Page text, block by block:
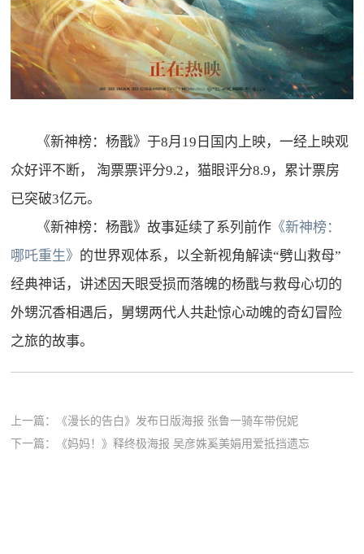
《新神榜：杨戬》于8月 19 日国内上映，一经上映观
众好评不断，
淘票票评分9.2 ，猫眼评分8.9 ，累计票房
已突破3亿元。
《新神榜：杨戬》故事延续了系列前作 《新神榜：
哪吒重生》 的世界观体系，以全新视角解读“劈山救母”
经典神话，讲述因天眼受损而落魄的杨戬与救母心切的
外甥沉香相遇后，舅甥两代人共赴惊心动魄的奇幻冒险
之旅的故事。
上一篇：
《漫长的告白》发布日版海报 张鲁一骑车带倪妮
下一篇：
《妈妈！》释终极海报 吴彦姝奚美娟用爱抵挡遗忘